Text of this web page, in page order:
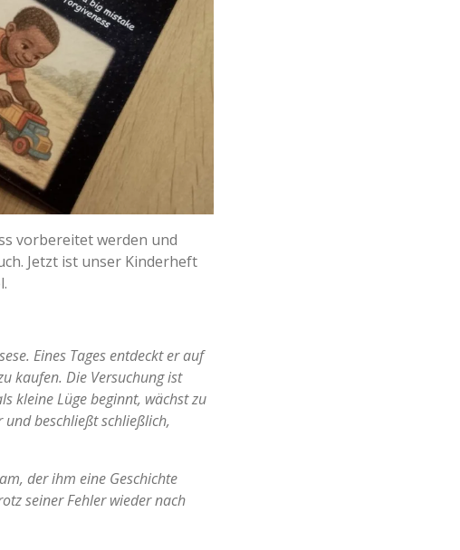
vorbereitet werden und
Jetzt ist unser Kinderheft
Eines Tages entdeckt er auf
kaufen. Die Versuchung ist
kleine Lüge beginnt, wächst zu
beschließt schließlich,
der ihm eine Geschichte
seiner Fehler wieder nach